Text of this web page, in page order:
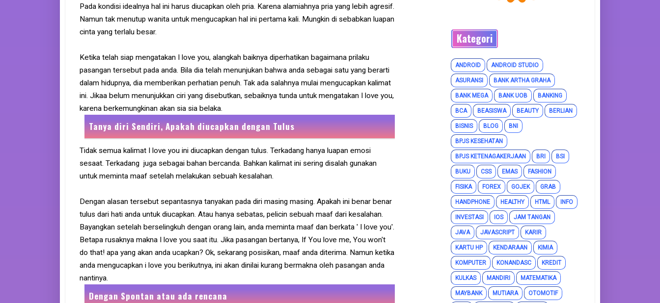
Pada kondisi idealnya hal ini harus diucapkan oleh pria. Karena alamiahnya pria yang lebih agresif.
Namun tak menutup wanita untuk mengucapkan hal ini pertama kali. Mungkin di sebabkan luapan
cinta yang terlalu besar.
Ketika telah siap mengatakan I love you, alangkah baiknya diperhatikan bagaimana prilaku
pasangan tersebut pada anda. Bila dia telah menunjukan bahwa anda sebagai satu yang berarti
dalam hidupnya, dia memberikan perhatian penuh. Tak ada salahnya mulai mengucapkan kalimat
ini. Jikaa belum menunjukkan ciri yang disebutkan, sebaiknya tunda untuk mengatakan I love you,
karena berkemungkinan akan sia sia belaka.
Tanya diri Sendiri, Apakah diucapkan dengan Tulus
Tidak semua kalimat I love you ini diucapkan dengan tulus. Terkadang hanya luapan emosi
sesaat. Terkadang juga sebagai bahan bercanda. Bahkan kalimat ini sering disalah gunakan
untuk meminta maaf setelah melakukan sebuah kesalahan.
Dengan alasan tersebut sepantasnya tanyakan pada diri masing masing. Apakah ini benar benar
tulus dari hati anda untuk diucapkan. Atau hanya sebatas, pelicin sebuah maaf dari kesalahan.
Bayangkan setelah berselingkuh dengan orang lain, anda meminta maaf dan berkata ' I love you'.
Betapa rusaknya makna I love you saat itu. Jika pasangan bertanya, If You love me, You won't
do that! apa yang akan anda ucapkan? Ok, sekarang posisikan, maaf anda diterima. Namun ketika
anda mengucapkan i love you berikutnya, ini akan dinilai kurang bermakna oleh pasangan anda
nantinya.
Dengan Spontan atau ada rencana
Kategori
ANDROID ANDROID STUDIO
ASURANSI BANK ARTHA GRAHA
BANK MEGA BANK UOB BANKING
BCA BEASISWA BEAUTY BERLIAN
BISNIS BLOG BNI
BPJS KESEHATAN
BPJS KETENAGAKERJAAN BRI BSI
BUKU CSS EMAS FASHION
FISIKA FOREX GOJEK GRAB
HANDPHONE HEALTHY HTML INFO
INVESTASI IOS JAM TANGAN
JAVA JAVASCRIPT KARIR
KARTU HP KENDARAAN KIMIA
KOMPUTER KONANDASC KREDIT
KULKAS MANDIRI MATEMATIKA
MAYBANK MUTIARA OTOMOTIF